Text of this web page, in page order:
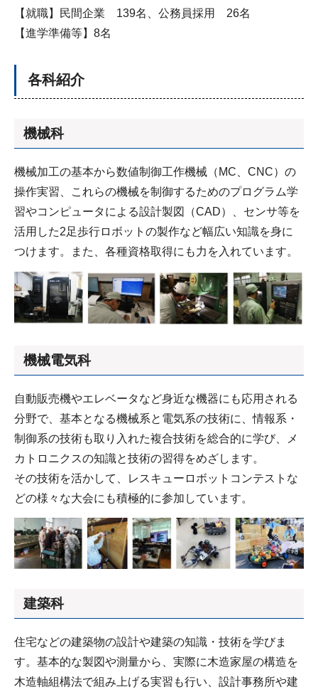
【就職】民間企業 139名、公務員採用 26名
【進学準備等】8名
各科紹介
機械科
機械加工の基本から数値制御工作機械（MC、CNC）の
操作実習、これらの機械を制御するためのプログラム学
習やコンピュータによる設計製図（CAD）、センサ等を
活用した2足歩行ロボットの製作など幅広い知識を身に
つけます。また、各種資格取得にも力を入れています。
機械電気科
自動販売機やエレベータなど身近な機器にも応用される
分野で、基本となる機械系と電気系の技術に、情報系・
制御系の技術も取り入れた複合技術を総合的に学び、メ
カトロニクスの知識と技術の習得をめざします。
その技術を活かして、レスキューロボットコンテストな
どの様々な大会にも積極的に参加しています。
建築科
住宅などの建築物の設計や建築の知識・技術を学びま
す。基本的な製図や測量から、実際に木造家屋の構造を
木造軸組構法で組み上げる実習も行い、設計事務所や建